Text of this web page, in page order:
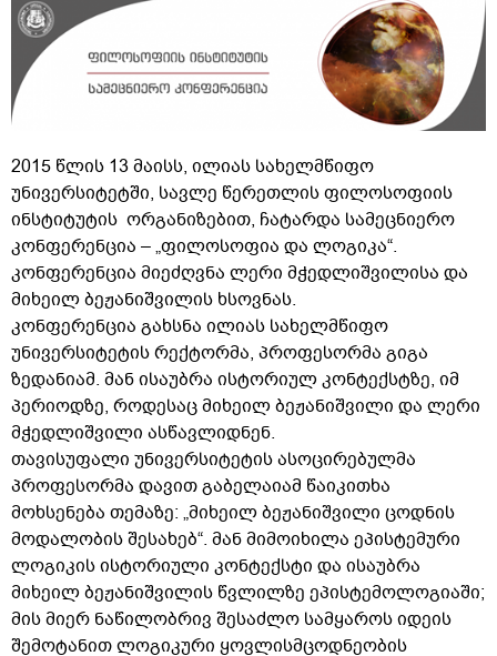
2015 წლის 13 მაისს, ილიას სახელმწიფო
უნივერსიტეტში, სავლე წერეთლის ფილოსოფიის
ინსტიტუტის ორგანიზებით, ჩატარდა სამეცნიერო
კონფერენცია – „ფილოსოფია და ლოგიკა“.
კონფერენცია მიეძღვნა ლერი მჭედლიშვილისა და
მიხეილ ბეჟანიშვილის ხსოვნას.
კონფერენცია გახსნა ილიას სახელმწიფო
უნივერსიტეტის რექტორმა, პროფესორმა გიგა
ზედანიამ. მან ისაუბრა ისტორიულ კონტექსტზე, იმ
პერიოდზე, როდესაც მიხეილ ბეჟანიშვილი და ლერი
მჭედლიშვილი ასწავლიდნენ.
თავისუფალი უნივერსიტეტის ასოცირებულმა
პროფესორმა დავით გაბელაიამ წაიკითხა
მოხსენება თემაზე: „მიხეილ ბეჟანიშვილი ცოდნის
მოდალობის შესახებ“. მან მიმოიხილა ეპისტემური
ლოგიკის ისტორიული კონტექსტი და ისაუბრა
მიხეილ ბეჟანიშვილის წვლილზე ეპისტემოლოგიაში;
მის მიერ ნაწილობრივ შესაძლო სამყაროს იდეის
შემოტანით ლოგიკური ყოვლისმცოდნეობის